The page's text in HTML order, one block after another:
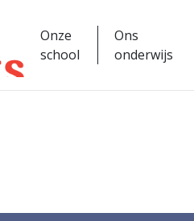
Onze
school
Ons
onderwijs